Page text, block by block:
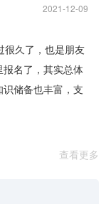
2021-12-09
很久了，也是朋友
名了，其实总体
储备也丰富，支
查看更多